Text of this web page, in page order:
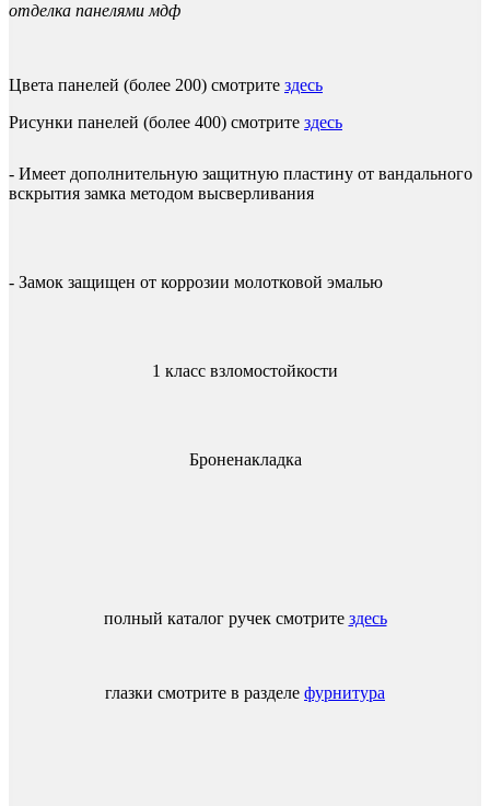
отделка панелями мдф
Цвета панелей (более 200) смотрите здесь
Рисунки панелей (более 400) смотрите здесь
- Имеет дополнительную защитную пластину от вандального
вскрытия замка методом высверливания
- Замок защищен от коррозии молотковой эмалью
1 класс взломостойкости
Броненакладка
полный каталог ручек смотрите здесь
глазки смотрите в разделе фурнитура